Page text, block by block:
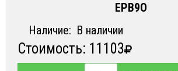
НОВОСТИ
ДОСТАВКА И ОПЛАТА
EPB9O
Наличие: В наличии
Стоимость: 11103